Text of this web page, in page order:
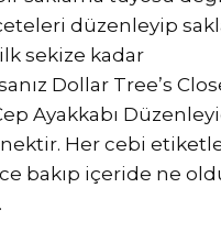
düzenleyip
sekize kadar
Dollar Tree’s
Ayakkabı
Her cebi
bakıp içeride ne